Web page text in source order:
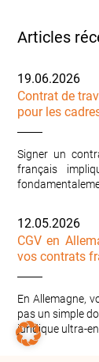
Articles
19.06.2026
Contrat de
pour les
Signer un
français
12.05.2026
CGV en
vos contrats
En Allemagne,
pas un simple
juridique ultra-